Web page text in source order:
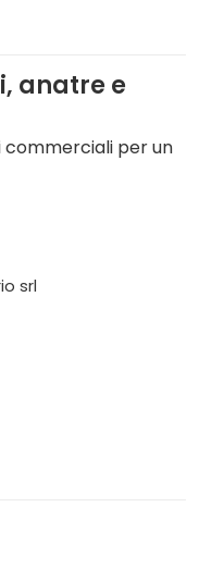
anatre e
per un
srl